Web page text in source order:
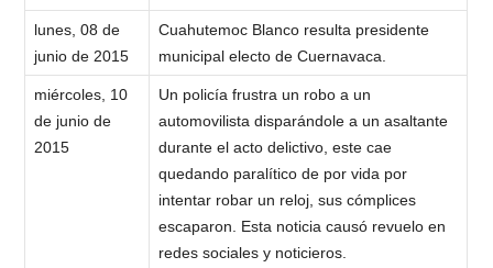
lunes, 08 de
junio de 2015
Cuahutemoc Blanco resulta presidente
municipal electo de Cuernavaca.
miércoles, 10
de junio de
2015
Un policía frustra un robo a un
automovilista disparándole a un asaltante
durante el acto delictivo, este cae
quedando paralítico de por vida por
intentar robar un reloj, sus cómplices
escaparon. Esta noticia causó revuelo en
redes sociales y noticieros.